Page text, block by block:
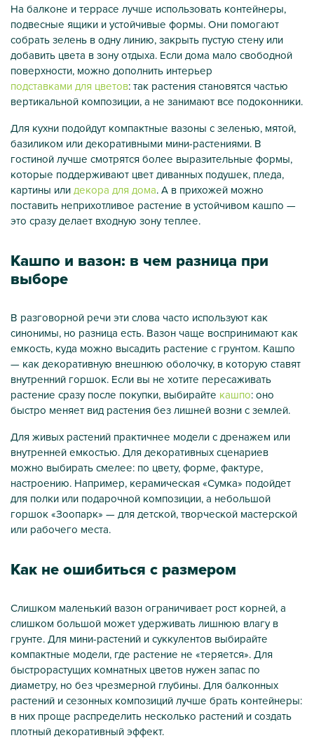
На балконе и террасе лучше использовать контейнеры,
подвесные ящики и устойчивые формы. Они помогают
собрать зелень в одну линию, закрыть пустую стену или
добавить цвета в зону отдыха. Если дома мало свободной
поверхности, можно дополнить интерьер
подставками для цветов: так растения становятся частью
вертикальной композиции, а не занимают все подоконники.
Для кухни подойдут компактные вазоны с зеленью, мятой,
базиликом или декоративными мини-растениями. В
гостиной лучше смотрятся более выразительные формы,
которые поддерживают цвет диванных подушек, пледа,
картины илидекора для дома. А в прихожей можно
поставить неприхотливое растение в устойчивом кашпо —
это сразу делает входную зону теплее.
Кашпо и вазон: в чем разница при
выборе
В разговорной речи эти слова часто используют как
синонимы, но разница есть. Вазон чаще воспринимают как
емкость, куда можно высадить растение с грунтом. Кашпо
— как декоративную внешнюю оболочку, в которую ставят
внутренний горшок. Если вы не хотите пересаживать
растение сразу после покупки, выбирайте кашпо: оно
быстро меняет вид растения без лишней возни с землей.
Для живых растений практичнее модели с дренажем или
внутренней емкостью. Для декоративных сценариев
можно выбирать смелее: по цвету, форме, фактуре,
настроению. Например, керамическая «Сумка» подойдет
для полки или подарочной композиции, а небольшой
горшок «Зоопарк» — для детской, творческой мастерской
или рабочего места.
Как не ошибиться с размером
Слишком маленький вазон ограничивает рост корней, а
слишком большой может удерживать лишнюю влагу в
грунте. Для мини-растений и суккулентов выбирайте
компактные модели, где растение не «теряется». Для
быстрорастущих комнатных цветов нужен запас по
диаметру, но без чрезмерной глубины. Для балконных
растений и сезонных композиций лучше брать контейнеры:
в них проще распределить несколько растений и создать
плотный декоративный эффект.